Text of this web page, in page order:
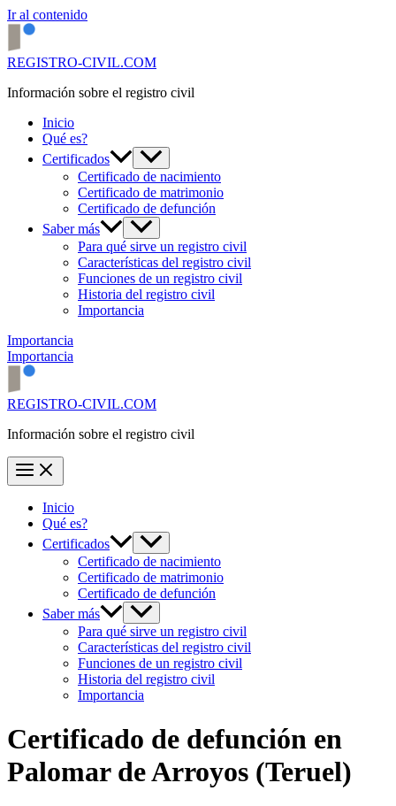
Ir al contenido
REGISTRO-CIVIL.COM
Información sobre el registro civil
Inicio
Qué es?
Certificados
Certificado de nacimiento
Certificado de matrimonio
Certificado de defunción
Saber más
Para qué sirve un registro civil
Características del registro civil
Funciones de un registro civil
Historia del registro civil
Importancia
Importancia
Importancia
REGISTRO-CIVIL.COM
Información sobre el registro civil
Inicio
Qué es?
Certificados
Certificado de nacimiento
Certificado de matrimonio
Certificado de defunción
Saber más
Para qué sirve un registro civil
Características del registro civil
Funciones de un registro civil
Historia del registro civil
Importancia
Certificado de defunción en
Palomar de Arroyos (Teruel)